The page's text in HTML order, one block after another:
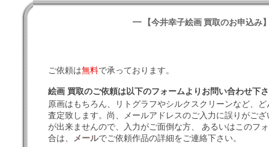
━ 【今井幸子絵画 買取のお申込み
ご依頼は無料で承っております。
絵画 買取のご依頼は以下のフォームよりお問い合わせ下
原画はもちろん、リトグラフやシルクスクリーンなど、
査定致します。尚、メールアドレスのご入力に誤りがご
が出来ませんので、入力がご面倒な方、 あるいはこのフ
合は、
メールでご依頼作品の詳細をご連絡下さい。